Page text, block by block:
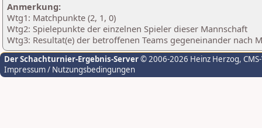
Anmerkung:
Wtg1: Matchpunkte (2, 1, 0)
Wtg2: Spielepunkte der einzelnen Spieler dieser Mannschaft
Wtg3: Resultat(e) der betroffenen Teams gegeneinander nach
Der Schachturnier-Ergebnis-Server© 2006-2026 Heinz Herzog,
Impressum / Nutzungsbedingungen